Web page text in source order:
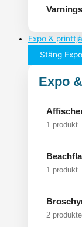
Expo &
Stäng
Expo
1 produkt
1 produkt
2